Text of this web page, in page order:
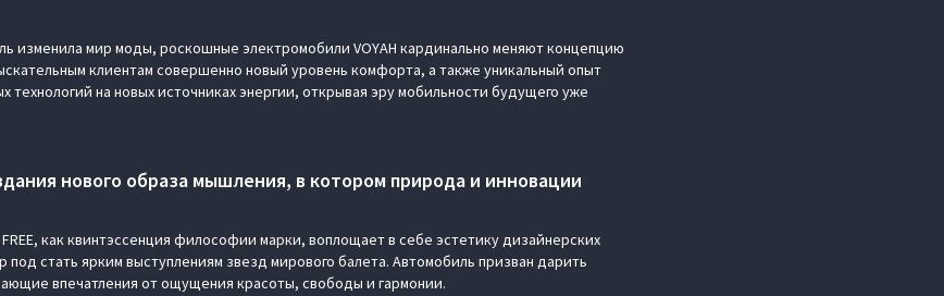
изменила мир моды, роскошные электромобили VOYAH кардинально меняют концепцию
клиентам совершенно новый уровень комфорта, а также уникальный опыт
технологий на новых источниках энергии, открывая эру мобильности будущего уже
нового образа мышления, в котором природа и инновации
как квинтэссенция философии марки, воплощает в себе эстетику дизайнерских
стать ярким выступлениям звезд мирового балета. Автомобиль призван дарить
впечатления от ощущения красоты, свободы и гармонии.